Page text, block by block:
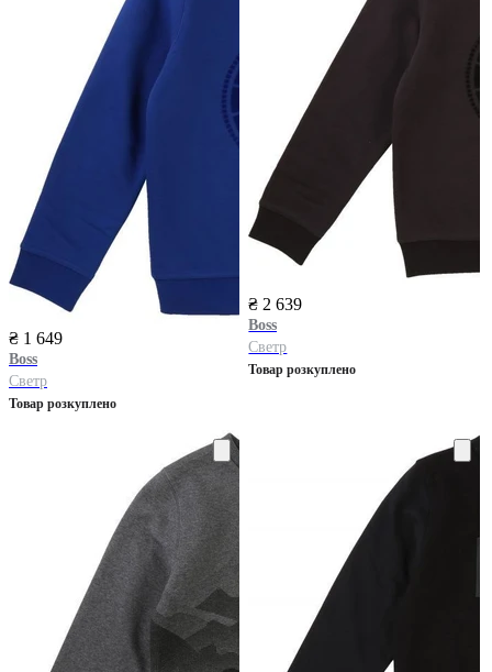
₴ 1 649
Boss
Светр
Товар розкуплено
₴ 2 639
Boss
Светр
Товар розкуплено